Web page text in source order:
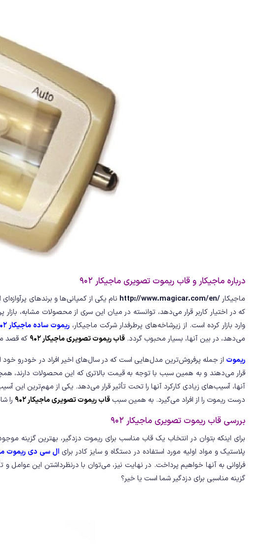
درباره ماجیکار و قاب ریموت تصویری ماجیکار 902
ماجیکار/http://www.magicar.com/en
نام یکی از کمپانی‌ها و برندهای
که در اختیار کاربر قرار می‌دهد، توانسته در میان این سری از محصولات مشابه،
وارد بازار کرده است. از زیرشاخه‌های پرطرفدار شرکت ماجیکار، ریموت ساده ماجیکار 902
می‌دهد، در بین آنها، بسیار محبوب گردد. قاب ریموت تصویری ماجیکار 902
که قصد
ریموت از جمله پرفروش‌ترین مدل‌هایی است که در سال‌های اخیر افراد در خودرو خود
قرار می‌دهند و به همین سبب با توجه به قیمت بالاتری که این محصولات دارند،
آنها، آسیب‌های زیادی کارکرد آنها را تحت تأثیر قرار می‌دهد. یکی از مهم‌ترین
درست ریموت را از افراد می‌گیرد. به همین سبب قاب ریموت تصویری ماجیکار 902 را
بررسی قاب ریموت تصویری ماجیکار 902
برای اینکه بتوان در انتخاب یک قاب مناسب برای ریموت دزدگیر، بهترین گزینه
پلاستیک و مواد اولیه مورد استفاده در دستگاه و سایز کادر برای ال سی دی ریموت
گزینه مناسبی برای دزدگیر شما است یا خیر؟